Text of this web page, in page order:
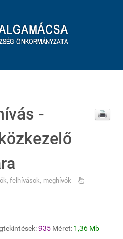
-
felhívások, meghívók
935 Méret: 1,36 Mb